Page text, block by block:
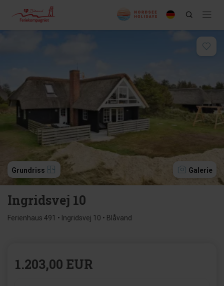
Grundriss Galerie
Ingridsvej 10
Ferienhaus 491 • Ingridsvej 10 • Blåvand
1.203,00 EUR